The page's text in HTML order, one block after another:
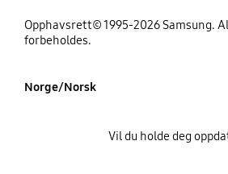
Opphavsrett© 1995-2026 Samsung.
forbeholdes.
Norge/Norsk
Vil du holde deg